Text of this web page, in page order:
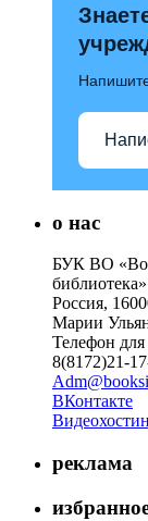
о нас
БУК ВО
библиотека»
Россия,
Марии
Телефон
8(8172)21-
ВКонтакте
реклама